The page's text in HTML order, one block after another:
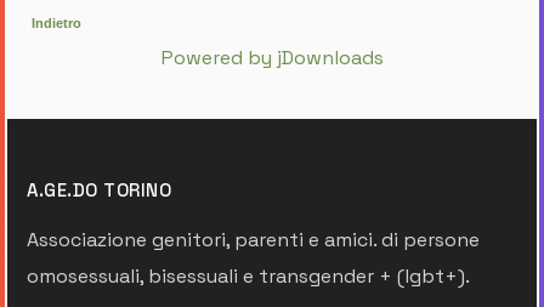
Indietro
Powered by jDownloads
A.GE.DO TORINO
Associazione genitori, parenti e amici. di persone
omosessuali, bisessuali e transgender + (lgbt+).